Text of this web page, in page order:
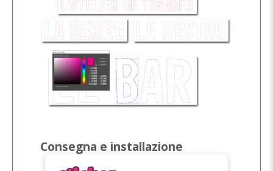
Consegna e installazione